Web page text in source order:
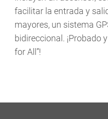
facilitar la entrada y
mayores, un sistema
bidireccional. ¡Probado
for All”!